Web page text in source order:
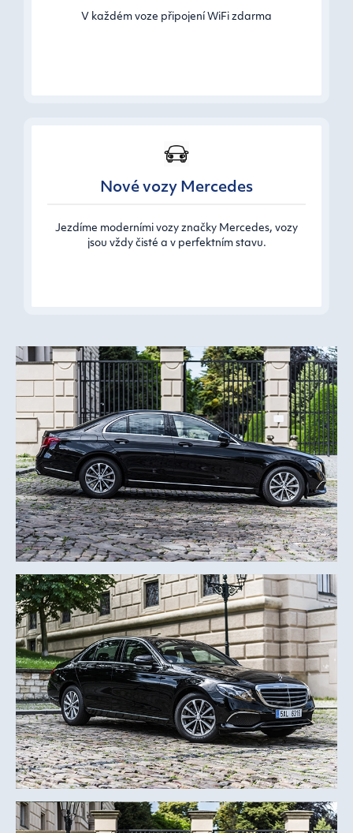
V každém voze připojení WiFi zdarma
Nové vozy Mercedes
Jezdíme moderními vozy značky Mercedes, vozy
jsou vždy čisté a v perfektním stavu.